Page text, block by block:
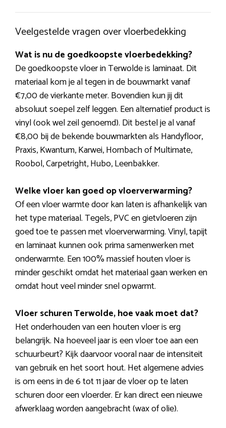
Veelgestelde vragen over vloerbedekking
Wat is nu de goedkoopste vloerbedekking?
De goedkoopste vloer in Terwolde is laminaat. Dit
materiaal kom je al tegen in de bouwmarkt vanaf
€7,00 de vierkante meter. Bovendien kun jij dit
absoluut soepel zelf leggen. Een alternatief product is
vinyl (ook wel zeil genoemd). Dit bestel je al vanaf
€8,00 bij de bekende bouwmarkten als Handyfloor,
Praxis, Kwantum, Karwei, Hornbach of Multimate,
Roobol, Carpetright, Hubo, Leenbakker.
Welke vloer kan goed op vloerverwarming?
Of een vloer warmte door kan laten is afhankelijk van
het type materiaal. Tegels, PVC en gietvloeren zijn
goed toe te passen met vloerverwarming. Vinyl, tapijt
en laminaat kunnen ook prima samenwerken met
onderwarmte. Een 100% massief houten vloer is
minder geschikt omdat het materiaal gaan werken en
omdat hout veel minder snel opwarmt.
Vloer schuren Terwolde, hoe vaak moet dat?
Het onderhouden van een houten vloer is erg
belangrijk. Na hoeveel jaar is een vloer toe aan een
schuurbeurt? Kijk daarvoor vooral naar de intensiteit
van gebruik en het soort hout. Het algemene advies
is om eens in de 6 tot 11 jaar de vloer op te laten
schuren door een vloerder. Er kan direct een nieuwe
afwerklaag worden aangebracht (wax of olie).